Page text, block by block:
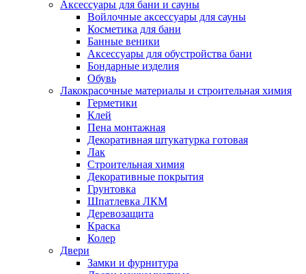
Аксессуары для бани и сауны
Войлочные аксессуары для сауны
Косметика для бани
Банные веники
Аксессуары для обустройства бани
Бондарные изделия
Обувь
Лакокрасочные материалы и строительная химия
Герметики
Клей
Пена монтажная
Декоративная штукатурка готовая
Лак
Строительная химия
Декоративные покрытия
Грунтовка
Шпатлевка ЛКМ
Деревозащита
Краска
Колер
Двери
Замки и фурнитура